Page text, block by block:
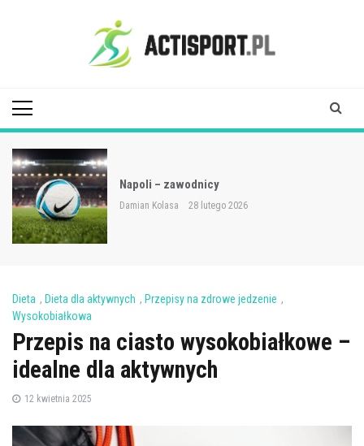
Napoli – zawodnicy
Damian Kolasa 28 lutego 2026
Dieta , Dieta dla aktywnych , Przepisy na zdrowe jedzenie ,
Wysokobiałkowa
Przepis na ciasto wysokobiałkowe –
idealne dla aktywnych
12 kwietnia 2025